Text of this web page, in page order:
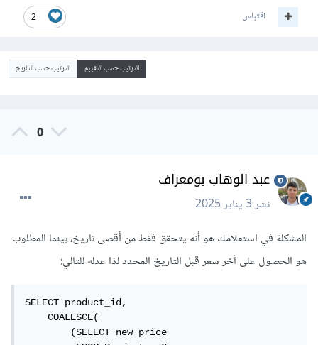
2 اقتباس
الترتيب حسب التقييم الترتيب حسب التاريخ
0
عبد الوهاب بومعراف
نشر3 يناير 2025
المشكلة في استعلامك هو أنه يتحقق فقط من أقصى تاريخ، بينما المطلوب
هو الحصول على آخر سعر قبل التاريخ المحدد لذا عدله للتالي:
SELECT product_id,
    COALESCE(
        (SELECT new_price